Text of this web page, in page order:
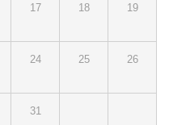
17 18 19
24 25 26
31